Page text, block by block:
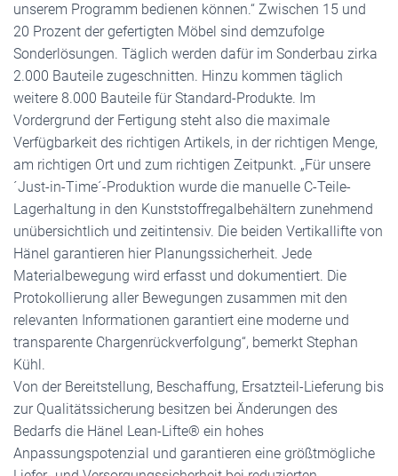
unserem Programm bedienen können.“ Zwischen 15 und
20 Prozent der gefertigten Möbel sind demzufolge
Sonderlösungen. Täglich werden dafür im Sonderbau zirka
2.000 Bauteile zugeschnitten. Hinzu kommen täglich
weitere 8.000 Bauteile für Standard-Produkte. Im
Vordergrund der Fertigung steht also die maximale
Verfügbarkeit des richtigen Artikels, in der richtigen Menge,
am richtigen Ort und zum richtigen Zeitpunkt. „Für unsere
´Just-in-Time´-Produktion wurde die manuelle C-Teile-
Lagerhaltung in den Kunststoffregalbehältern zunehmend
unübersichtlich und zeitintensiv. Die beiden Vertikallifte von
Hänel garantieren hier Planungssicherheit. Jede
Materialbewegung wird erfasst und dokumentiert. Die
Protokollierung aller Bewegungen zusammen mit den
relevanten Informationen garantiert eine moderne und
transparente Chargenrückverfolgung“, bemerkt Stephan
Kühl.
Von der Bereitstellung, Beschaffung, Ersatzteil-Lieferung bis
zur Qualitätssicherung besitzen bei Änderungen des
Bedarfs die Hänel Lean-Lifte® ein hohes
Anpassungspotenzial und garantieren eine größtmögliche